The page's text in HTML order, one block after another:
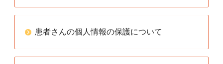
患者さんの個人情報の保護について